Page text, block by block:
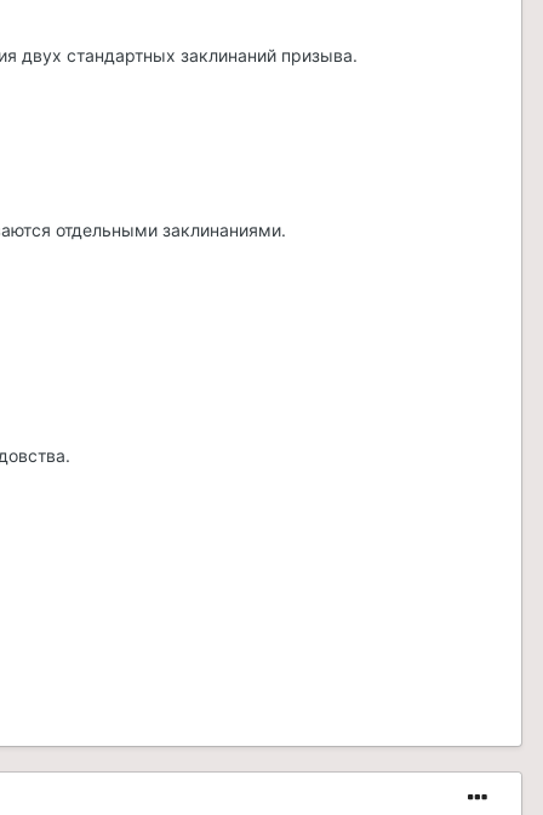
двух стандартных заклинаний призыва.
отдельными заклинаниями.